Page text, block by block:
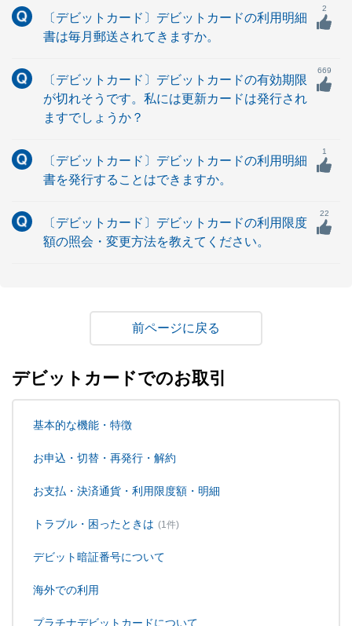
〔デビットカード〕デビットカードの利用明細
書は毎月郵送されてきますか。
2
〔デビットカード〕デビットカードの有効期限
が切れそうです。私には更新カードは発行され
ますでしょうか？
669
〔デビットカード〕デビットカードの利用明細
書を発行することはできますか。
1
〔デビットカード〕デビットカードの利用限度
額の照会・変更方法を教えてください。
22
戻る
デビットカードでのお取引
基本的な機能・特徴
お申込・切替・再発行・解約
お支払・決済通貨・利用限度額・明細
トラブル・困ったときは (1件)
デビット暗証番号について
海外での利用
プラチナデビットカードについて